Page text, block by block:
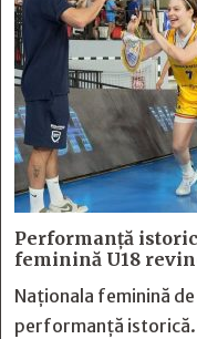
Performanță
feminină U18
Naționala feminină
performanță